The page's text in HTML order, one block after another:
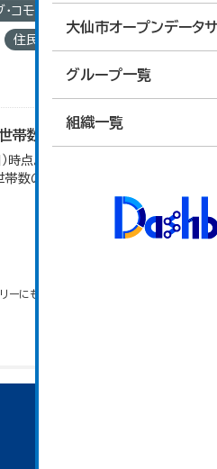
大仙市オープンデータ
グループ一覧
組織一覧
・コモンズ 表示
住民基本台帳
帯数の推移
時点。大仙市の統計「2-9 住
数の推移」のデータを参照し
ーにもアクセス可能です